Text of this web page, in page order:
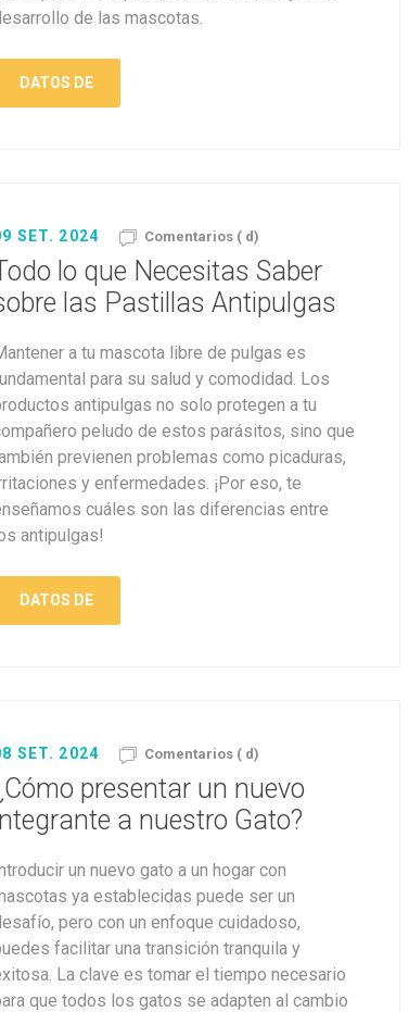
de las mascotas.
DATOS DE
SET. 2024 Comentarios ( d)
lo que Necesitas Saber
las Pastillas Antipulgas
a tu mascota libre de pulgas es
para su salud y comodidad. Los
antipulgas no solo protegen a tu
peludo de estos parásitos, sino que
previenen problemas como picaduras,
y enfermedades. ¡Por eso, te
cuáles son las diferencias entre
antipulgas!
DATOS DE
SET. 2024 Comentarios ( d)
presentar un nuevo
a nuestro Gato?
un nuevo gato a un hogar con
ya establecidas puede ser un
pero con un enfoque cuidadoso,
facilitar una transición tranquila y
La clave es tomar el tiempo necesario
que todos los gatos se adapten al cambio